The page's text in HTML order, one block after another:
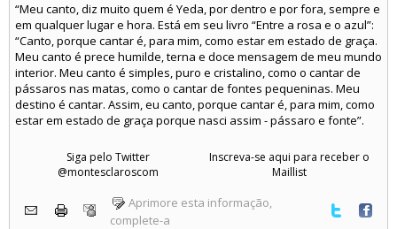
“Meu canto, diz muito quem é Yeda, por dentro e por fora, sempre e
em qualquer lugar e hora. Está em seu livro “Entre a rosa e o azul”:
“Canto, porque cantar é, para mim, como estar em estado de graça.
Meu canto é prece humilde, terna e doce mensagem de meu mundo
interior. Meu canto é simples, puro e cristalino, como o cantar de
pássaros nas matas, como o cantar de fontes pequeninas. Meu
destino é cantar. Assim, eu canto, porque cantar é, para mim, como
estar em estado de graça porque nasci assim - pássaro e fonte”.
Siga pelo Twitter
@montesclaroscom
Inscreva-se aqui para receber o
Maillist
Aprimore esta informação,
complete-a